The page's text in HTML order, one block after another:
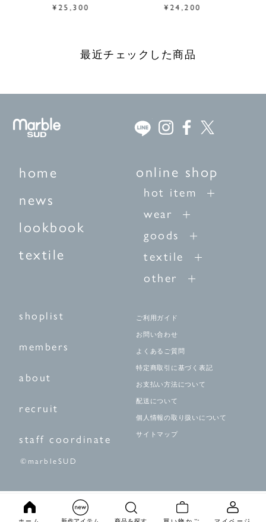
¥25,300
¥24,200
最近チェックした商品
home
news
lookbook
textile
online shop
hot item
wear
goods
textile
other
shoplist
members
about
recruit
staff coordinate
ご利用ガイド
お問い合わせ
よくあるご質問
特定商取引に基づく表記
お支払い方法について
配送について
個人情報の取り扱いについて
サイトマップ
©marbleSUD